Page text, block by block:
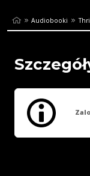
Audiobooki